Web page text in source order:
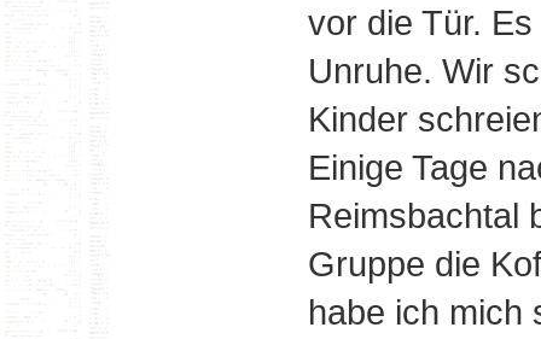
vor die Tür.
Unruhe. Wir
Kinder
Einige Tage
Reimsbachtal
Gruppe die
habe ich mich